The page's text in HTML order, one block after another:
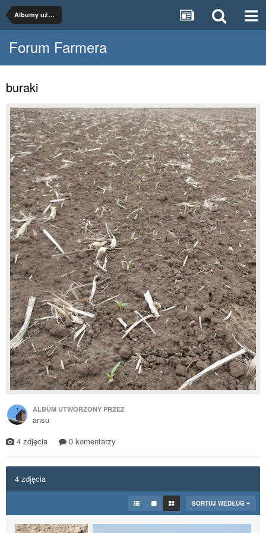
Albumy użytkowników
Forum Farmera
buraki
ALBUM UTWORZONY PRZEZ
ansu
4 zdjęcia
0 komentarzy
4 zdjęcia
SORTUJ WEDŁUG